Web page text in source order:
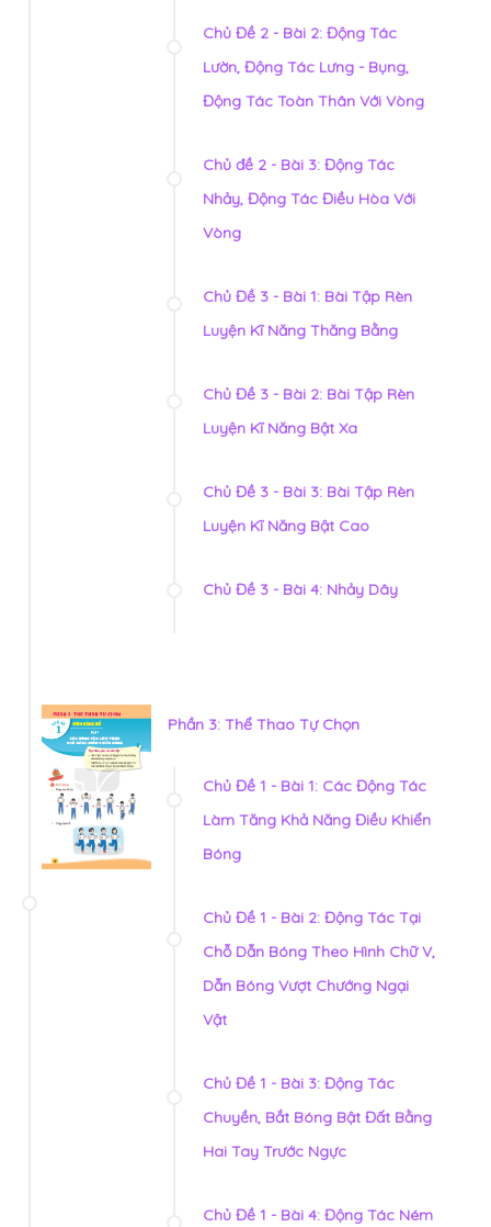
Chủ Đề 2 - Bài 2: Động Tác
Lườn, Động Tác Lưng - Bụng,
Động Tác Toàn Thân Với Vòng
Chủ đề 2 - Bài 3: Động Tác
Nhảy, Động Tác Điều Hòa Với
Vòng
Chủ Đề 3 - Bài 1: Bài Tập Rèn
Luyện Kĩ Năng Thăng Bằng
Chủ Đề 3 - Bài 2: Bài Tập Rèn
Luyện Kĩ Năng Bật Xa
Chủ Đề 3 - Bài 3: Bài Tập Rèn
Luyện Kĩ Năng Bật Cao
Chủ Đề 3 - Bài 4: Nhảy Dây
Phần 3: Thể Thao Tự Chọn
Chủ Đề 1 - Bài 1: Các Động Tác
Làm Tăng Khả Năng Điều Khiển
Bóng
Chủ Đề 1 - Bài 2: Động Tác Tại
Chỗ Dẫn Bóng Theo Hình Chữ V,
Dẫn Bóng Vượt Chướng Ngại
Vật
Chủ Đề 1 - Bài 3: Động Tác
Chuyền, Bắt Bóng Bật Đất Bằng
Hai Tay Trước Ngực
Chủ Đề 1 - Bài 4: Động Tác Ném